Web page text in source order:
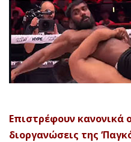
Επιστρέφουν κανονικά
διοργανώσεις της